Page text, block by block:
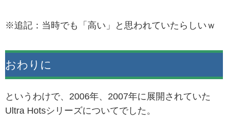
※追記：当時でも「高い」と思われていたらしいｗ
おわりに
というわけで、2006年、2007年に展開されていた
Ultra Hotsシリーズについてでした。